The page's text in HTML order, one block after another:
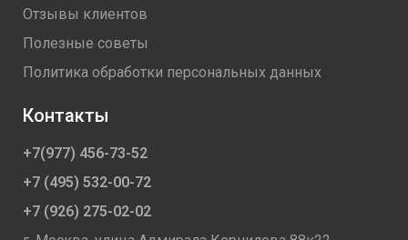
Отзывы клиентов
Полезные советы
Политика обработки персональных данных
Контакты
+7(977) 456-73-52
+7 (495) 532-00-72
+7 (926) 275-02-02